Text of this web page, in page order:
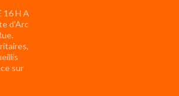
16 H A
d’Arc
sur